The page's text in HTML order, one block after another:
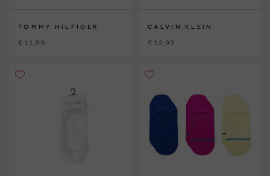
TOMMY HILFIGER
€ 11,99
CALVIN KLEIN
€ 12,99